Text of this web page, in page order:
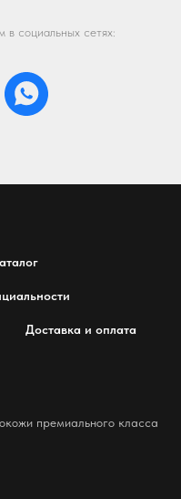
в социальных сетях:
Доставка и оплата
премиального класса